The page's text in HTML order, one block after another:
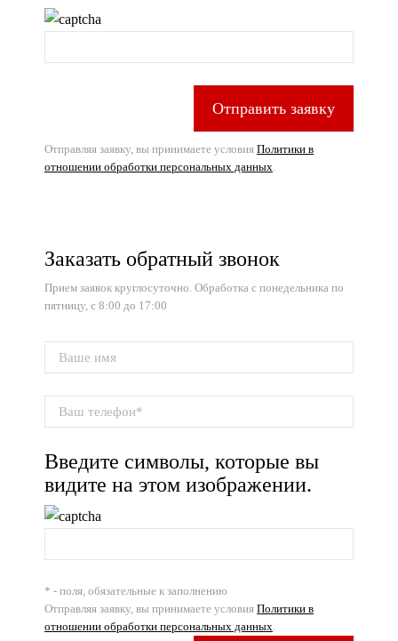
Отправить заявку
Отправляя заявку, вы принимаете условия Политики в
отношении обработки персональных данных.
Заказать обратный звонок
Прием заявок круглосуточно. Обработка с понедельника по
пятницу, с 8:00 до 17:00
Введите символы, которые вы
видите на этом изображении.
* - поля, обязательные к заполнению
Отправляя заявку, вы принимаете условия Политики в
отношении обработки персональных данных.